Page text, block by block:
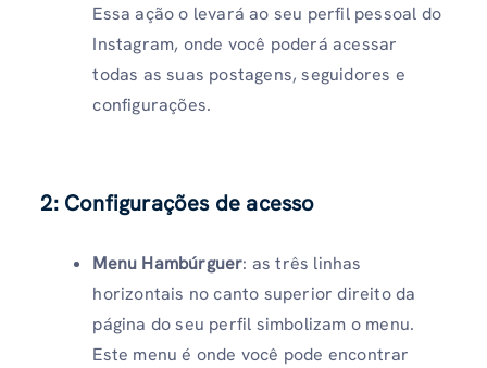
Essa ação o levará ao seu perfil pessoal do
Instagram, onde você poderá acessar
todas as suas postagens, seguidores e
configurações.
2: Configurações de acesso
Menu Hambúrguer: as três linhas
horizontais no canto superior direito da
página do seu perfil simbolizam o menu.
Este menu é onde você pode encontrar